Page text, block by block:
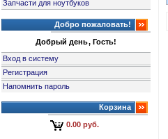
Запчасти для ноутбуков
Добро пожаловать!
Добрый день, Гость!
Вход в систему
Регистрация
Напомнить пароль
Корзина
0.00 руб.